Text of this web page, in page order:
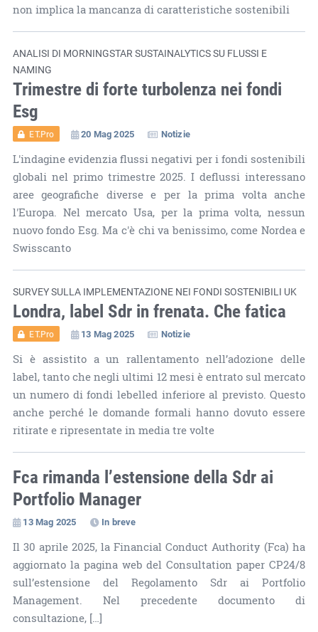
non implica la mancanza di caratteristiche sostenibili
ANALISI DI MORNINGSTAR SUSTAINALYTICS SU FLUSSI E
NAMING
Trimestre di forte turbolenza nei fondi
Esg
ET.Pro 20 Mag 2025 Notizie
L'indagine evidenzia flussi negativi per i fondi sostenibili
globali nel primo trimestre 2025. I deflussi interessano
aree geografiche diverse e per la prima volta anche
l'Europa. Nel mercato Usa, per la prima volta, nessun
nuovo fondo Esg. Ma c'è chi va benissimo, come Nordea e
Swisscanto
SURVEY SULLA IMPLEMENTAZIONE NEI FONDI SOSTENIBILI UK
Londra, label Sdr in frenata. Che fatica
ET.Pro 13 Mag 2025 Notizie
Si è assistito a un rallentamento nell’adozione delle
label, tanto che negli ultimi 12 mesi è entrato sul mercato
un numero di fondi lebelled inferiore al previsto. Questo
anche perché le domande formali hanno dovuto essere
ritirate e ripresentate in media tre volte
Fca rimanda l’estensione della Sdr ai
Portfolio Manager
13 Mag 2025 In breve
Il 30 aprile 2025, la Financial Conduct Authority (Fca) ha
aggiornato la pagina web del Consultation paper CP24/8
sull’estensione del Regolamento Sdr ai Portfolio
Management. Nel precedente documento di
consultazione, […]